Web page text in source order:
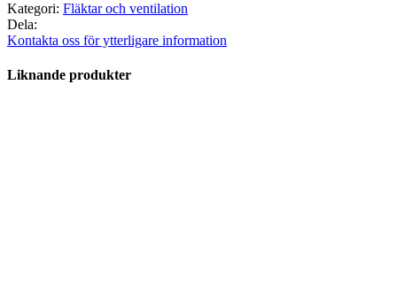
Kategori: Fläktar och ventilation
Dela:
Kontakta oss för ytterligare information
Liknande produkter